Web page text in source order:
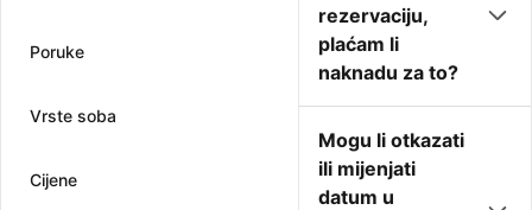
Poruke
Vrste soba
Cijene
rezervaciju,
plaćam li
naknadu za to?
Mogu li otkazati
ili mijenjati
datum u